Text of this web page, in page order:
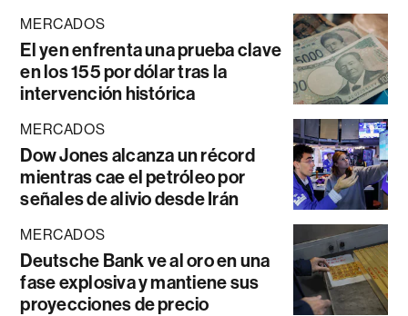
MERCADOS
El yen enfrenta una prueba clave
en los 155 por dólar tras la
intervención histórica
MERCADOS
Dow Jones alcanza un récord
mientras cae el petróleo por
señales de alivio desde Irán
MERCADOS
Deutsche Bank ve al oro en una
fase explosiva y mantiene sus
proyecciones de precio